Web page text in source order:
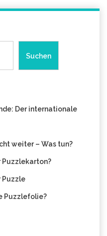
Suchen
Der internationale
weiter – Was tun?
Puzzlekarton?
Puzzle
Puzzlefolie?